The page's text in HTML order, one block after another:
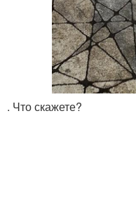
. Что скажете?